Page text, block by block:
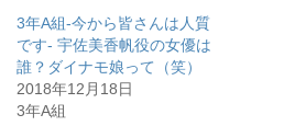
新
し
い
ウ
ィ
ン
ド
ウ
リ
ッ
ク
し
て
く
だ
3年A組-今から皆さんは人質
です- 宇佐美香帆役の女優は
誰？ダイナモ娘って（笑）
2018年12月18日
3年A組